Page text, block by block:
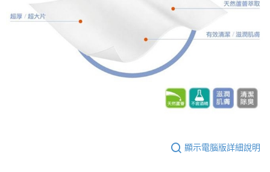
請求用戶進行身份認證。
５．嚴禁一人註冊多個帳號或使用他人資訊註冊。若發現惡意使用之情形，
恩沛科技股份有限公司將有權停止該用戶之使用額度並採取法律行動。
顯示電腦版詳細說明